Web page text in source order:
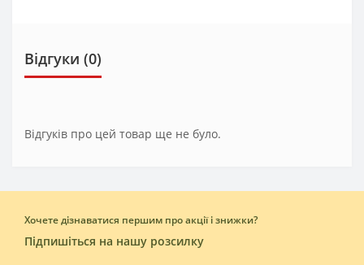
Відгуки (0)
Відгуків про цей товар ще не було.
Хочете дізнаватися першим про акції і знижки?
Підпишіться на нашу розсилку